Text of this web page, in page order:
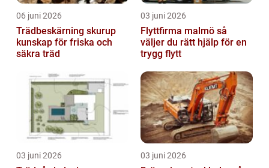
06 juni 2026
Trädbeskärning skurup
kunskap för friska och
säkra träd
03 juni 2026
Flyttfirma malmö så
väljer du rätt hjälp för en
trygg flytt
03 juni 2026 03 juni 2026